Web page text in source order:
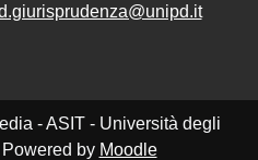
- ASIT - Università degli
by Moodle